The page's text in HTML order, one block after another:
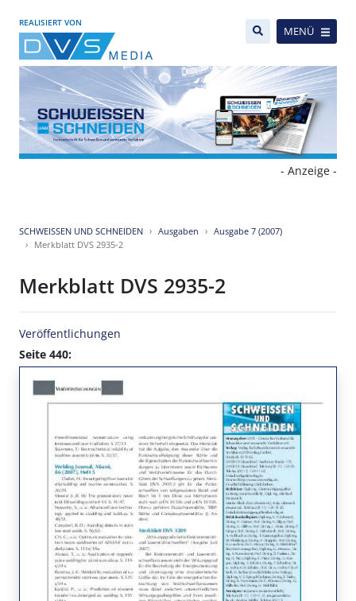
REALISIERT VON
MENÜ
- Anzeige -
SCHWEISSEN UND SCHNEIDEN Ausgaben
Ausgabe 7 (2007)
Merkblatt DVS 2935-2
Merkblatt DVS 2935-2
Veröffentlichungen
Seite 440: